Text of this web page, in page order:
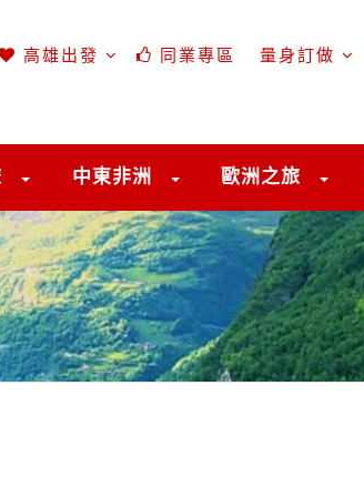
高雄出發 同業專區 量身訂做
中東非洲 歐洲之旅